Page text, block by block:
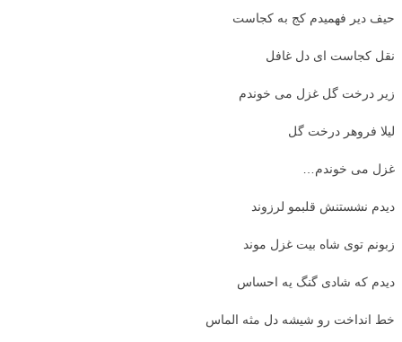
حیف دیر فهمیدم کج به کجاست
نقل کجاست ای دل غافل
زیر درخت گل غزل می خوندم
لیلا فروهر درخت گل
غزل می خوندم…
دیدم نشستنش قلبمو لرزوند
زبونم توی شاه بیت غزل موند
دیدم که شادی گنگ یه احساس
خط انداخت رو شیشه دل مثه الماس